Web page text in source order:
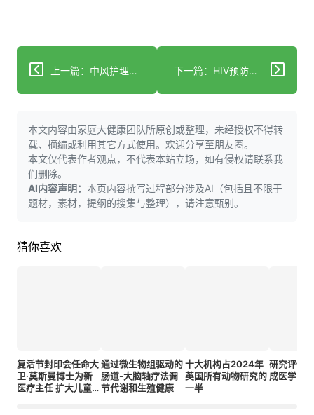
上一篇：中风护理的未来：2050年展望 下一篇：HIV预防重大突破不应让人负担不起
本文内容由家庭大健康团队所原创或整理，未经授权不得转
载、摘编或利用其它方式使用。欢迎分享至朋友圈。
本文仅代表作者观点，不代表本站立场，如有侵权请联系我
们删除。
AI内容声明： 本页内容撰写过程部分涉及AI（包括且不限于
题材，素材，提纲的搜集与整理），请注意甄别。
猜你喜欢
复活节封印会任命大
卫·莫斯曼博士为新
医疗主任 扩大儿童行
通过微生物组驱动的
肠道-大脑轴疗法调
节代谢和生殖健康
十大机构占2024年
英国所有动物研究的
一半
研究评估
成医学图